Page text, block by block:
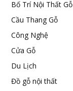
Bố Trí Nội Thất Gỗ
Cầu Thang Gỗ
Công Nghệ
Cửa Gỗ
Du Lịch
Đồ gỗ nội thất